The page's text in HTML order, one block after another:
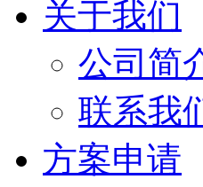
关于我们
公司简
联系我
方案申请